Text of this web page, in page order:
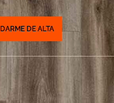
DARME DE ALTA